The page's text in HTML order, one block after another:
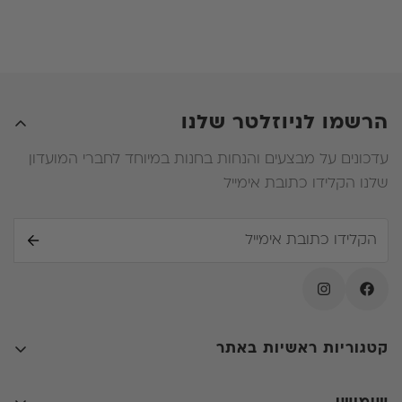
קטגוריות ראשיות באתר
הרשמו לניוזלטר שלנו
עדכונים על מבצעים והנחות בחנות במיוחד לחברי המועדון
שלנו הקלידו כתובת אימייל